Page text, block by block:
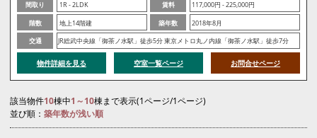
間取り
1R - 2LDK 賃料
117,000円 - 225,000円
階数
地上14階建 築年数
2018年8月
交通
JR総武中央線「御茶ノ水駅」徒歩5分 東京メトロ丸ノ内線「御茶ノ水駅」徒歩7分
物件詳細を見る 空室一覧ページ お問合せページ
該当物件10棟中1～10棟まで表示(1ページ/1ページ)
並び順： 築年数が浅い順